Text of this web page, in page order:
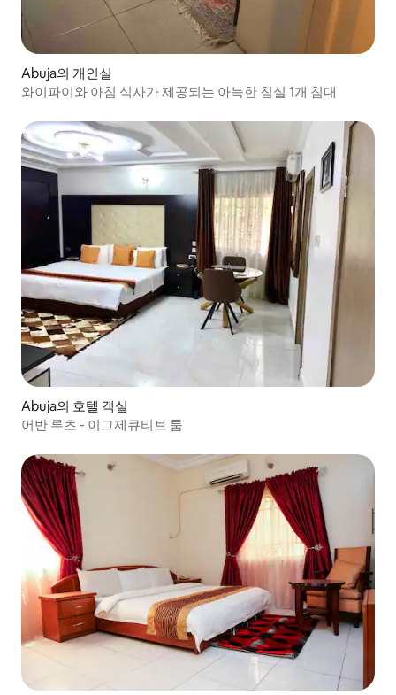
Abuja의 개인실
와이파이와 아침 식사가 제공되는 아늑한 침실 1개 침대
Abuja의 호텔 객실
어반 루츠 - 이그제큐티브 룸